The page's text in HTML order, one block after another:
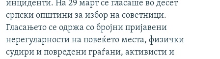
инциденти. На 29 март се гласаше во десет
српски општини за избор на советници.
Гласањето се одржа со бројни пријавени
нерегуларности на повеќето места, физички
судири и повредени граѓани, активисти и